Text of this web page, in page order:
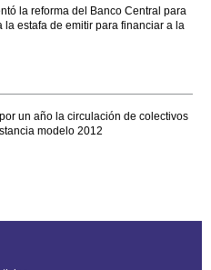
la reforma del Banco Central para
la estafa de emitir para financiar a la
un año la circulación de colectivos
modelo 2012